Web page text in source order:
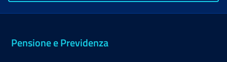
Pensione e Previdenza